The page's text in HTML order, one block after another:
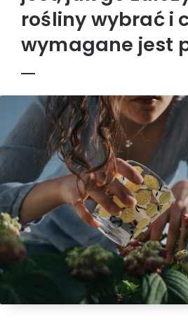
rośliny wybrać i
wymagane jest